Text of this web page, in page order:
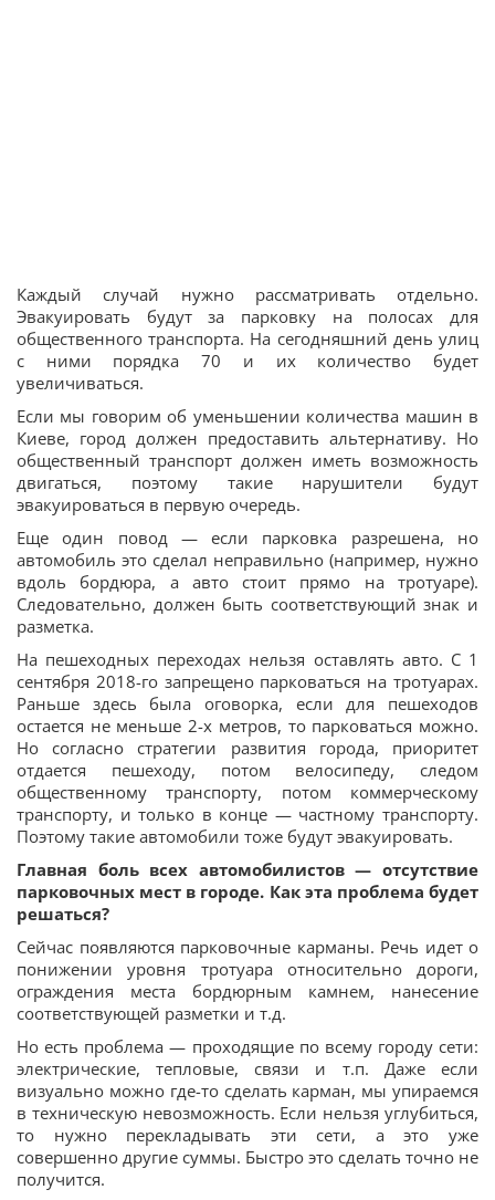
Каждый случай нужно рассматривать отдельно.
Эвакуировать будут за парковку на полосах для
общественного транспорта. На сегодняшний день улиц
с ними порядка 70 и их количество будет
увеличиваться.
Если мы говорим об уменьшении количества машин в
Киеве, город должен предоставить альтернативу. Но
общественный транспорт должен иметь возможность
двигаться, поэтому такие нарушители будут
эвакуироваться в первую очередь.
Еще один повод — если парковка разрешена, но
автомобиль это сделал неправильно (например, нужно
вдоль бордюра, а авто стоит прямо на тротуаре).
Следовательно, должен быть соответствующий знак и
разметка.
На пешеходных переходах нельзя оставлять авто. С 1
сентября 2018-го запрещено парковаться на тротуарах.
Раньше здесь была оговорка, если для пешеходов
остается не меньше 2-х метров, то парковаться можно.
Но согласно стратегии развития города, приоритет
отдается пешеходу, потом велосипеду, следом
общественному транспорту, потом коммерческому
транспорту, и только в конце — частному транспорту.
Поэтому такие автомобили тоже будут эвакуировать.
Главная боль всех автомобилистов — отсутствие
парковочных мест в городе. Как эта проблема будет
решаться?
Сейчас появляются парковочные карманы. Речь идет о
понижении уровня тротуара относительно дороги,
ограждения места бордюрным камнем, нанесение
соответствующей разметки и т.д.
Но есть проблема — проходящие по всему городу сети:
электрические, тепловые, связи и т.п. Даже если
визуально можно где-то сделать карман, мы упираемся
в техническую невозможность. Если нельзя углубиться,
то нужно перекладывать эти сети, а это уже
совершенно другие суммы. Быстро это сделать точно не
получится.